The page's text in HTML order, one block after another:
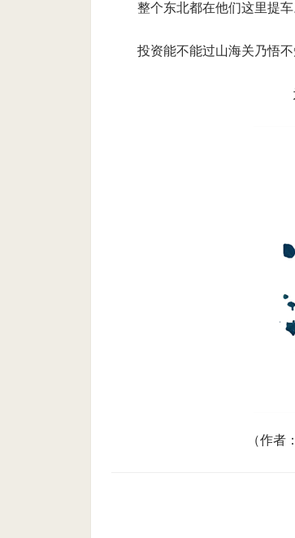
整个东北都在他们这里提车
投资能不能过山海关乃悟不
（作者：